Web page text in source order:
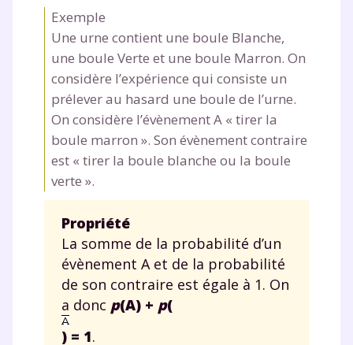
Exemple
Une urne contient une boule Blanche,
une boule Verte et une boule Marron. On
considère l’expérience qui consiste un
prélever au hasard une boule de l’urne.
On considère l’évènement A « tirer la
boule marron ». Son évènement contraire
est « tirer la boule blanche ou la boule
verte ».
Propriété
La somme de la probabilité d’un
évènement A et de la probabilité
de son contraire est égale à 1. On
a donc p(A) + p(
) = 1.
scolaire !
Fiches de cours et vidéos ,exercices
corrigés,podcasts de révisions
Unespace dédié aux parents pour
suivre les progrès
Tout le programme scolaire du CP à
la Terminale
Des profs expérimentés disponibles
à la demande par tchat, audio ou
vidéo
TESTER GRATUITEMENT
* Votre code d'accès sera envoyé à cette adresse e-mail. En
renseignant votre e-mail, vous consentez à ce que vos